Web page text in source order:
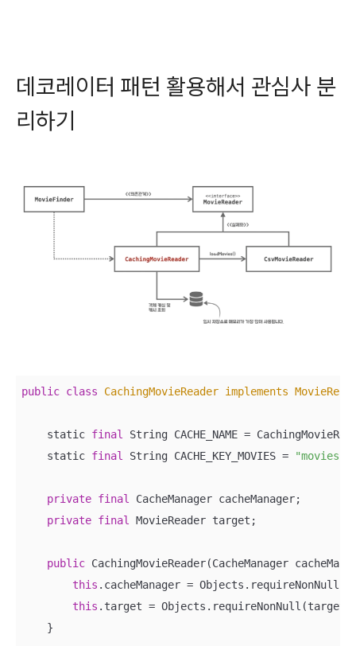
데코레이터 패턴 활용해서 관심사 분
리하기
public class CachingMovieReader implements
    static
final String CACHE_NAME =
    static
final String CACHE_KEY_MOVIES = "movies"
private final CacheManager cacheManager;
private final MovieReader target;
public CachingMovieReader(CacheManager
this .cacheManager =
this .target =
    }